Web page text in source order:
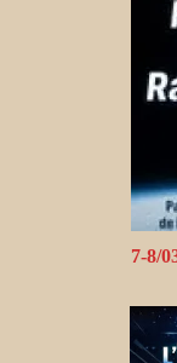
7-8/